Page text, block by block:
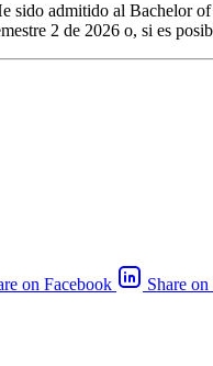
sido admitido al Bachelor of
2 de 2026 o, si es
on Facebook Share